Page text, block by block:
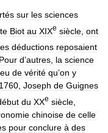
sur les sciences
Biot au XIXe siècle ont
déductions reposaient
Pour d’autres, la science
de vérité qu’on y
1760, Joseph de Guignes
du XXe siècle
chinoise de celle
pour conclure à des